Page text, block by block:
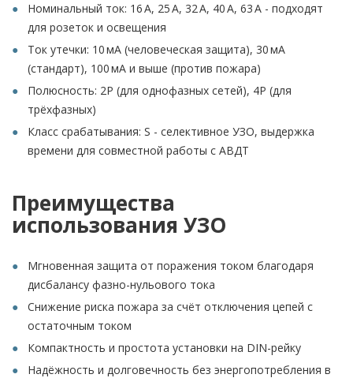
Номинальный ток: 16 А, 25 А, 32 А, 40 А, 63 А - подходят
для розеток и освещения
Ток утечки: 10 мА (человеческая защита), 30 мА
(стандарт), 100 мА и выше (против пожара)
Полюсность: 2P (для однофазных сетей), 4P (для
трёхфазных)
Класс срабатывания: S - селективное УЗО, выдержка
времени для совместной работы с АВДТ
Преимущества
использования УЗО
Мгновенная защита от поражения током благодаря
дисбалансу фазно-нульового тока
Снижение риска пожара за счёт отключения цепей с
остаточным током
Компактность и простота установки на DIN-рейку
Надёжность и долговечность без энергопотребления в